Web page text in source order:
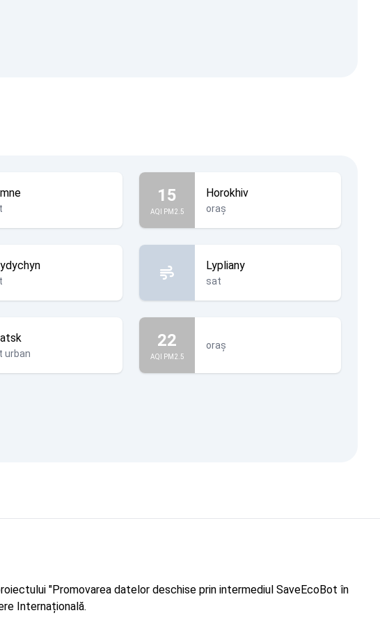
15
AQI PM2.5
Horokhiv
oraș
Lypliany
sat
urban
22
AQI PM2.5
oraș
"Promovarea datelor deschise prin intermediul SaveEcoBot în
Internațională.